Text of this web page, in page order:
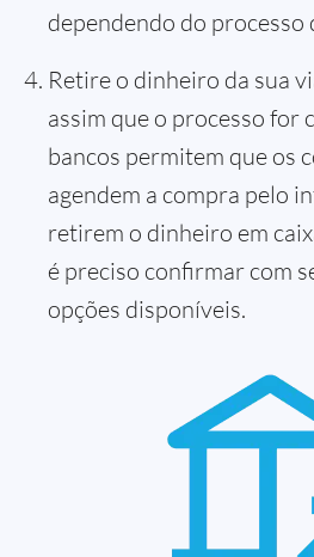
dependendo do processo
Retire o dinheiro da sua
assim que o processo for
bancos permitem que os
agendem a compra pelo
retirem o dinheiro em
é preciso confirmar com
opções disponíveis.